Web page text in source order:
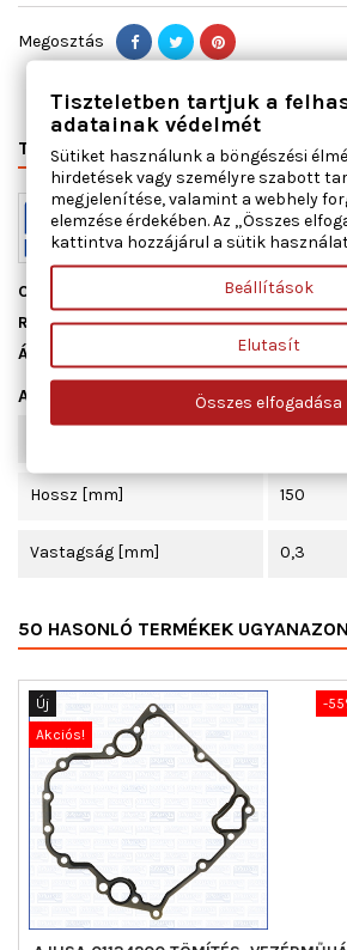
Megosztás
TERMÉK RÉSZLETEI VÁLTÓSZÁMOK
Cikkszám
Raktáron3 db
Állapot
Adatlap
Hossz [mm] 150
Vastagság [mm] 0,3
50 HASONLÓ TERMÉKEK
-
Új
Akciós!
Tiszteletben tartjuk a
adatainak védelmét
Sütiket használunk a böngészési
hirdetések vagy személyre szabott
megjelenítése, valamint a webhely
elemzése érdekében. Az „Összes
kattintva hozzájárul a sütik
Beállítások
Elutasít
Összes elfogadása